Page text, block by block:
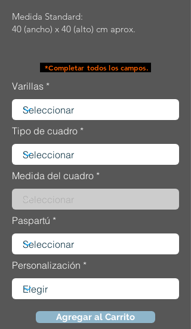
Medida Standard:
40 (ancho) x 40 (alto) cm aprox.
*Completar todos los campos.
Varillas
Tipo de cuadro
Medida del cuadro
Paspartú
Personalización
Agregar al Carrito